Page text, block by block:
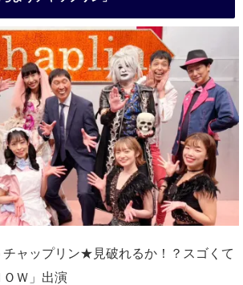
チャップリン★見破れるか！？スゴくて
Ｗ」出演